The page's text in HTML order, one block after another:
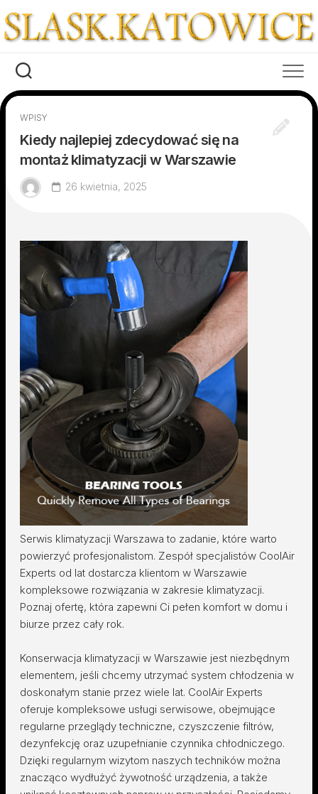
to
content
WPISY
Kiedy najlepiej zdecydować się na
montaż klimatyzacji w Warszawie
26 kwietnia, 2025
Serwis klimatyzacji Warszawa to zadanie, które warto
powierzyć profesjonalistom. Zespół specjalistów CoolAir
Experts od lat dostarcza klientom w Warszawie
kompleksowe rozwiązania w zakresie klimatyzacji.
Poznaj ofertę, która zapewni Ci pełen komfort w domu i
biurze przez cały rok.
Konserwacja klimatyzacji w Warszawie jest niezbędnym
elementem, jeśli chcemy utrzymać system chłodzenia w
doskonałym stanie przez wiele lat. CoolAir Experts
oferuje kompleksowe usługi serwisowe, obejmujące
regularne przeglądy techniczne, czyszczenie filtrów,
dezynfekcję oraz uzupełnianie czynnika chłodniczego.
Dzięki regularnym wizytom naszych techników można
znacząco wydłużyć żywotność urządzenia, a także